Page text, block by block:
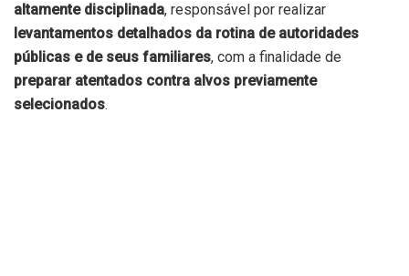
altamente disciplinada, responsável por realizar
levantamentos detalhados da rotina de autoridades
públicas e de seus familiares, com a finalidade de
preparar atentados contra alvos previamente
selecionados.